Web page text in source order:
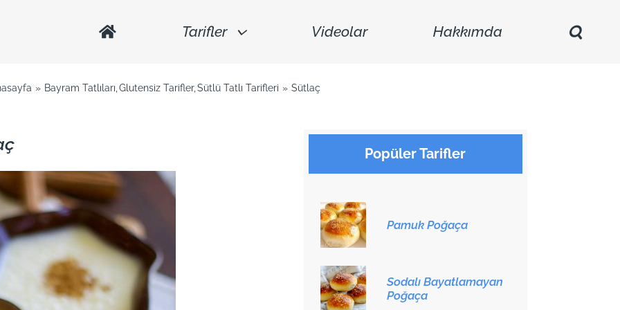
Tarifler Videolar Hakkımda
Bayram Tatlıları Glutensiz Tarifler Sütlü Tatlı Tarifleri Sütlaç
Popüler Tarifler
Pamuk Poğaça
Sodalı Bayatlamayan
Poğaça